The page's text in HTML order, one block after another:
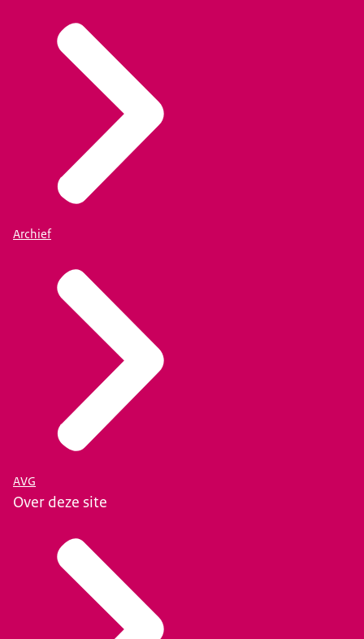
Archief
AVG
Over deze site